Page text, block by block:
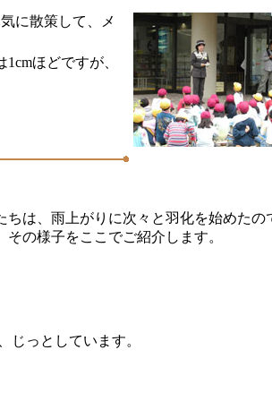
に散策して、メ
ほどですが、
は、雨上がりに次々と羽化を始めたの
の様子をここでご紹介します。
っとしています。